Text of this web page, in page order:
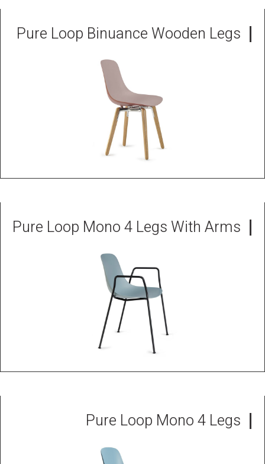
Pure Loop Binuance Wooden Legs
Pure Loop Mono 4 Legs With Arms
Pure Loop Mono 4 Legs